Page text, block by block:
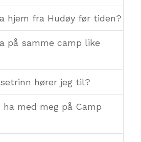
hjem fra Hudøy før tiden?
på samme camp like
hører jeg til?
ha med meg på Camp